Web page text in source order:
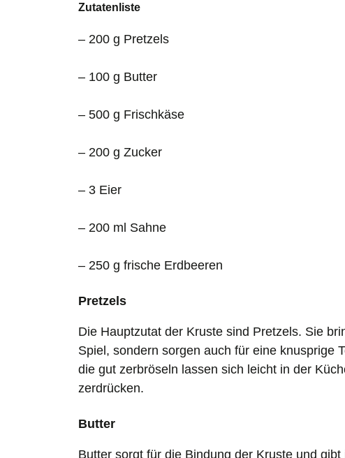
Zutatenliste
– 200 g Pretzels
– 100 g Butter
– 500 g Frischkäse
– 200 g Zucker
– 3 Eier
– 200 ml Sahne
– 250 g frische Erdbeeren
Pretzels
Die Hauptzutat der Kruste sind Pretzels. Sie
Spiel, sondern sorgen auch für eine knusprige
die gut zerbröseln lassen sich leicht in der
zerdrücken.
Butter
Butter sorgt für die Bindung der Kruste und